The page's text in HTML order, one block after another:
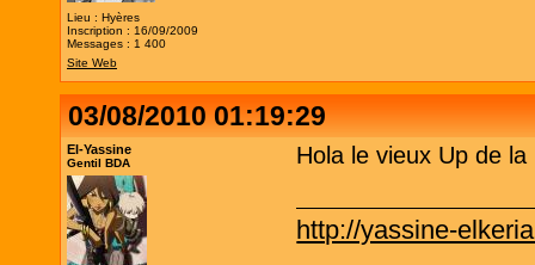
Lieu : Hyères
Inscription : 16/09/2009
Messages : 1 400
Site Web
03/08/2010 01:19:29
El-Yassine
Gentil BDA Hola le vieux Up de la
http://yassine-